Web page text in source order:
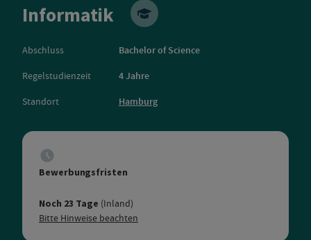
Informatik Berufliche
Abschluss Bachelor of Science
Regelstudienzeit 4 Jahre
Standort Hamburg
Bewerbungsfristen
Noch 23 Tage (Inland)
Bitte Hinweise beachten